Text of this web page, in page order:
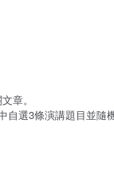
章。
選3條演講題目並